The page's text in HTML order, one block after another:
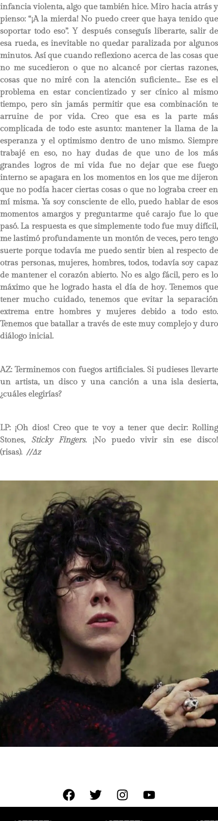
infancia violenta, algo que también hice. Miro hacia atrás y
pienso: “¡A la mierda! No puedo creer que haya tenido que
soportar todo eso”. Y después conseguís liberarte, salir de
esa rueda, es inevitable no quedar paralizada por algunos
minutos. Así que cuando reflexiono acerca de las cosas que
no me sucedieron o que no alcancé por ciertas razones,
cosas que no miré con la atención suficiente… Ese es el
problema en estar concientizado y ser cínico al mismo
tiempo, pero sin jamás permitir que esa combinación te
arruine de por vida. Creo que esa es la parte más
complicada de todo este asunto: mantener la llama de la
esperanza y el optimismo dentro de uno mismo. Siempre
trabajé en eso, no hay dudas de que uno de los más
grandes logros de mi vida fue no dejar que ese fuego
interno se apagara en los momentos en los que me dijeron
que no podía hacer ciertas cosas o que no lograba creer en
mí misma. Ya soy consciente de ello, puedo hablar de esos
momentos amargos y preguntarme qué carajo fue lo que
pasó. La respuesta es que simplemente todo fue muy difícil,
me lastimó profundamente un montón de veces, pero tengo
suerte porque todavía me puedo sentir bien al respecto de
otras personas, mujeres, hombres, todos, todavía soy capaz
de mantener el corazón abierto. No es algo fácil, pero es lo
máximo que he logrado hasta el día de hoy. Tenemos que
tener mucho cuidado, tenemos que evitar la separación
extrema entre hombres y mujeres debido a todo esto.
Tenemos que batallar a través de este muy complejo y duro
diálogo inicial.
AZ: Terminemos con fuegos artificiales. Si pudieses llevarte
un artista, un disco y una canción a una isla desierta,
¿cuáles elegirías?
LP: ¡Oh dios! Creo que te voy a tener que decir: Rolling
Stones, Sticky Fingers.¡No puedo vivir sin ese disco!
(risas). //∆z